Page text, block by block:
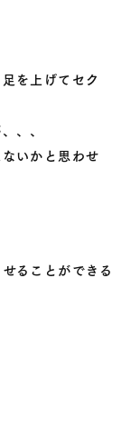
を上げてセク
、、
いかと思わせ
ることができる